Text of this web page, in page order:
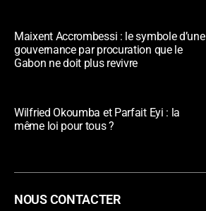
Maixent Accrombessi : le symbole d’une
gouvernance par procuration que le
Gabon ne doit plus revivre
Wilfried Okoumba et Parfait Eyi : la
même loi pour tous ?
NOUS CONTACTER